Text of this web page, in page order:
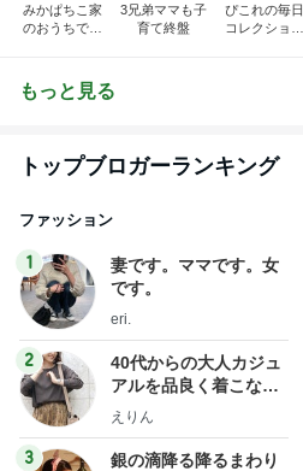
みかぱちこ家
のおうちでご
3兄弟ママも子
育て終盤
ぴこれの毎日
コレクション
もっと見る
トップブロガーランキング
ファッション
1
妻です。ママです。女
です。
eri.
2
40代からの大人カジュ
アルを品良く着こなす
ファッションブログ
えりん
3
銀の滴降る降るまわり